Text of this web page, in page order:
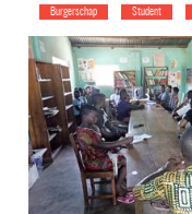
Burgerschap Student